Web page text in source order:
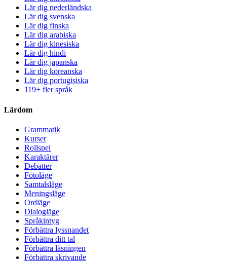
Lär dig nederländska
Lär dig svenska
Lär dig finska
Lär dig arabiska
Lär dig kinesiska
Lär dig hindi
Lär dig japanska
Lär dig koreanska
Lär dig portugisiska
119+ fler språk
Lärdom
Grammatik
Kurser
Rollspel
Karaktärer
Debatter
Fotoläge
Samtalsläge
Meningsläge
Ordläge
Dialogläge
Språkintyg
Förbättra lyssnandet
Förbättra ditt tal
Förbättra läsningen
Förbättra skrivande